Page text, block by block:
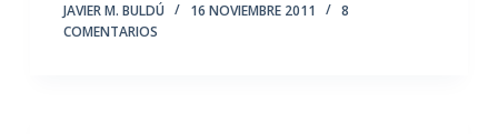
JAVIER M. BULDÚ 16 NOVIEMBRE 2011
8
COMENTARIOS